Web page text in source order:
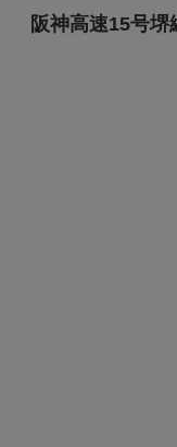
阪神高速15号